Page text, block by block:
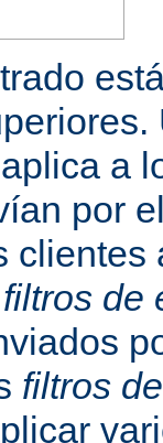
a
por
clientes
filtros de
filtros